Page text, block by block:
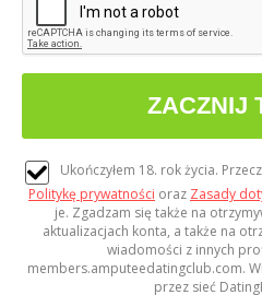
Ukończyłem 18. rok życia.
Politykę prywatności oraz Zasady
je. Zgadzam się także na
aktualizacjach konta, a także na
wiadomości z innych
members.amputeedatingclub.com.
przez sieć